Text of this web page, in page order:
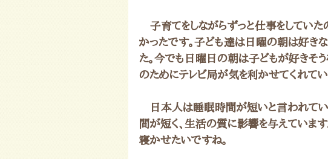
子育てをしながらずっと仕事をしていた
かったです。子ども達は日曜の朝は好き
た。今でも日曜日の朝は子どもが好きそ
のためにテレビ局が気を利かせてくれてい
日本人は睡眠時間が短いと言われてい
間が短く、生活の質に影響を与えていま
寝かせたいですね。